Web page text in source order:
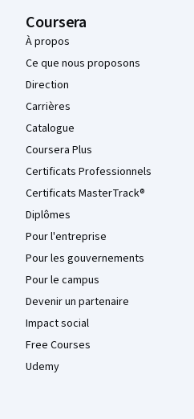
Coursera
À propos
Ce que nous proposons
Direction
Carrières
Catalogue
Coursera Plus
Certificats Professionnels
Certificats MasterTrack®
Diplômes
Pour l'entreprise
Pour les gouvernements
Pour le campus
Devenir un partenaire
Impact social
Free Courses
Udemy